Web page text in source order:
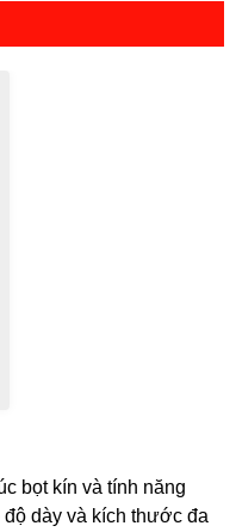
bọt kín và tính năng
dày và kích thước đa